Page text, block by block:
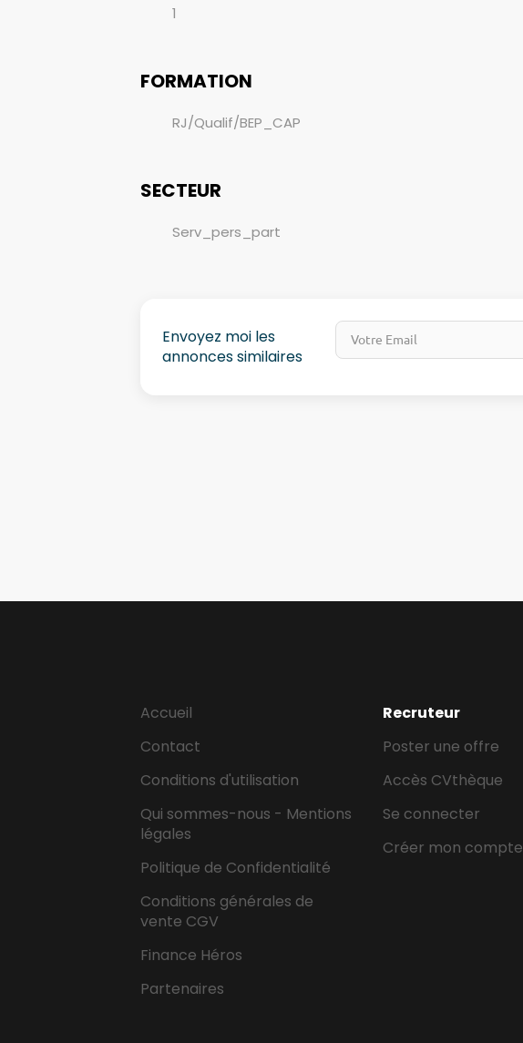
1
FORMATION
RJ/Qualif/BEP_CAP
SECTEUR
Serv_pers_part
Envoyez moi les
annonces similaires
Accueil
Contact
Conditions d'utilisation
Qui sommes-nous - Mentions
légales
Politique de Confidentialité
Conditions générales de
vente CGV
Finance Héros
Partenaires
Recruteur
Poster une offre
Accès CVthèque
Se connecter
Créer mon compte